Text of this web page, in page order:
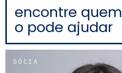
encontre quem
o pode ajudar
SÓCIA